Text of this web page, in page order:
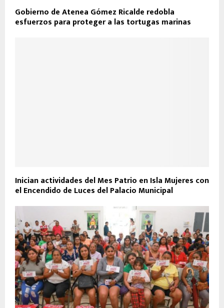
Gobierno de Atenea Gómez Ricalde redobla
esfuerzos para proteger a las tortugas marinas
Inician actividades del Mes Patrio en Isla Mujeres con
el Encendido de Luces del Palacio Municipal